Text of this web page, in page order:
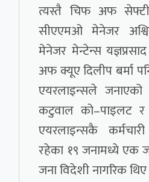
त्यस्तै चिफ अफ
सीएएमओ मेनेजर
मेनेजर मेन्टेन्स
अफ क्यूए दिलीप बर्मा
एयरलाइन्सले
कटुवाल को–पाइलट र
एयरलाइन्सकै
रहेका १९ जनामध्ये एक
जना विदेशी नागरिक थिए